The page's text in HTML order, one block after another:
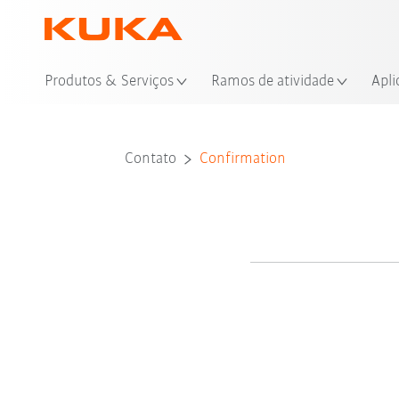
Produtos & Serviços Ramos de atividade
Contato Confirmation